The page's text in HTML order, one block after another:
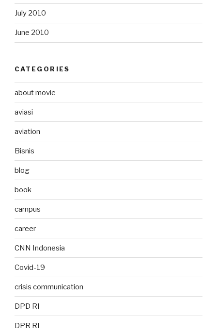
July 2010
June 2010
CATEGORIES
about movie
aviasi
aviation
Bisnis
blog
book
campus
career
CNN Indonesia
Covid-19
crisis communication
DPD RI
DPR RI